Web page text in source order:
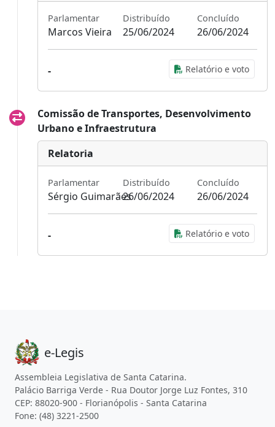
Parlamentar Distribuído Concluído
Marcos Vieira 25/06/2024 26/06/2024
- Relatório e voto
Comissão de Transportes, Desenvolvimento
Urbano e Infraestrutura
Relatoria
Parlamentar Distribuído Concluído
Sérgio Guimarães26/06/2024 26/06/2024
- Relatório e voto
e-Legis
Assembleia Legislativa de Santa Catarina.
Palácio Barriga Verde - Rua Doutor Jorge Luz Fontes, 310
CEP: 88020-900 - Florianópolis - Santa Catarina
Fone: (48) 3221-2500